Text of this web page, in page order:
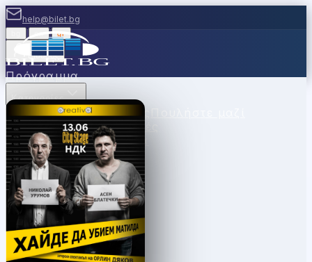
help@bilet.bg
| gr
Είσοδος
Πρόγραμμα
Κατηγορίες
ΧώροιΣημεία Πώλησης
μαςΚουπόνιαΝέαΣυχνές
ΕρωτήσειςΕπικοινωνία